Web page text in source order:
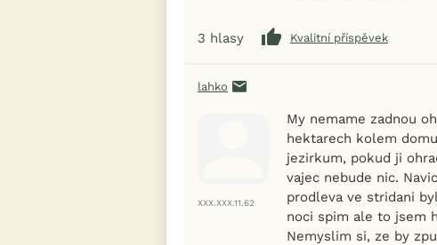
3 hlasy Kvalitní příspěvek
lahko
XXX.XXX.11.62
My nemame zadnou
hektarech kolem
jezirkum, pokud ji
vajec nebude nic.
prodleva ve stridani
noci spim ale to jsem
Nemyslim si, ze by